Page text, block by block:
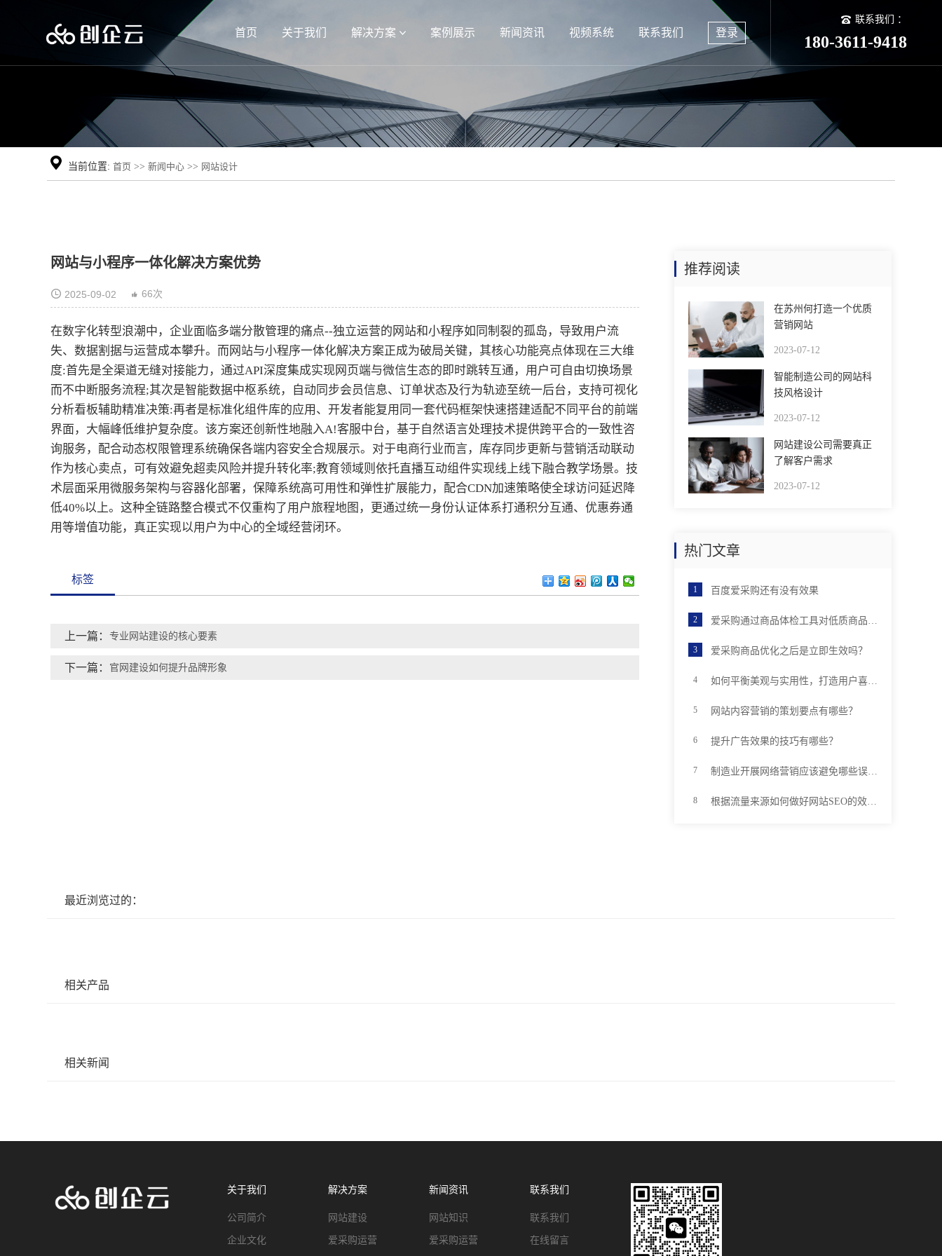
首页 关于我们 解决方案 案例展示 新闻资讯 视频系统 联系我们 登录
联系我们 ：
180-3611-9418
当前位置: 首页 >>新闻中心 >> 网站设计
网站与小程序一体化解决方案优势
2025-09-02 66次
在数字化转型浪潮中，企业面临多端分散管理的痛点--独立运营的网站和小程序如同制裂的孤岛，导致用户流
失、数据割据与运营成本攀升。而网站与小程序一体化解决方案正成为破局关键，其核心功能亮点体现在三大维
度:首先是全渠道无缝对接能力，通过API深度集成实现网页端与微信生态的即时跳转互通，用户可自由切换场景
而不中断服务流程;其次是智能数据中枢系统，自动同步会员信息、订单状态及行为轨迹至统一后台，支持可视化
分析看板辅助精准决策:再者是标准化组件库的应用、开发者能复用同一套代码框架快速搭建适配不同平台的前端
界面，大幅峰低维护复杂度。该方案还创新性地融入A!客服中台，基于自然语言处理技术提供跨平合的一致性咨
询服务，配合动态权限管理系统确保各端内容安全合规展示。对于电商行业而言，库存同步更新与营销活动联动
作为核心卖点，可有效避免超卖风险并提升转化率;教育领域则依托直播互动组件实现线上线下融合教学场景。技
术层面采用微服务架构与容器化部署，保障系统高可用性和弹性扩展能力，配合CDN加速策略使全球访问延迟降
低40%以上。这种全链路整合模式不仅重构了用户旅程地图，更通过统一身份认证体系打通积分互通、优惠券通
用等增值功能，真正实现以用户为中心的全域经营闭环。
标签
上一篇： 专业网站建设的核心要素
下一篇： 官网建设如何提升品牌形象
推荐阅读
在苏州何打造一个优质
营销网站
2023-07-12
智能制造公司的网站科
技风格设计
2023-07-12
网站建设公司需要真正
了解客户需求
2023-07-12
热门文章
百度爱采购还有没有效果
爱采购通过商品体检工具对低质商品进行优化后，店铺分会有提升吗？
爱采购商品优化之后是立即生效吗？
如何平衡美观与实用性，打造用户喜欢的优质网站
网站内容营销的策划要点有哪些？
提升广告效果的技巧有哪些？
制造业开展网络营销应该避免哪些误区？
根据流量来源如何做好网站SEO的效果分析？
最近浏览过的：
相关产品
相关新闻
关于我们
公司简介
企业文化
解决方案
网站建设
爱采购运营
新闻资讯
网站知识
爱采购运营
联系我们
联系我们
在线留言